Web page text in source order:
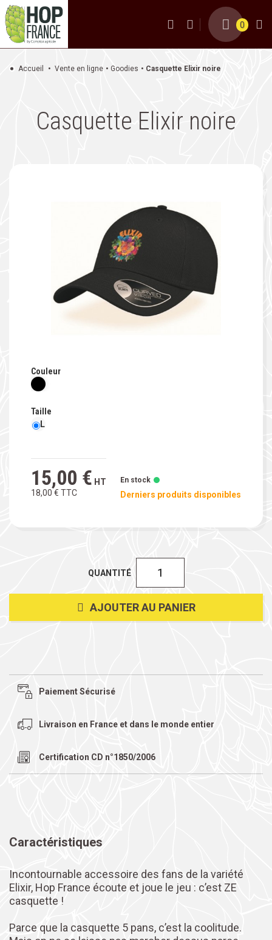
0
Accueil Vente en ligne Goodies Casquette Elixir noire
Casquette Elixir noire
L
15,00 € HT
18,00 € TTC
En stock
Derniers produits disponibles
QUANTITÉ
AJOUTER AU PANIER
Paiement Sécurisé
Livraison en France et dans le monde entier
Certification CD n°1850/2006
Caractéristiques
Incontournable accessoire des fans de la variété
Elixir, Hop France écoute et joue le jeu : c’est ZE
casquette !
Parce que la casquette 5 pans, c’est la coolitude.